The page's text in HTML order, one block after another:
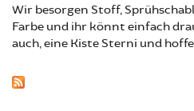
Wir besorgen Stoff,
Farbe und ihr könnt einfach
auch, eine Kiste Sterni und